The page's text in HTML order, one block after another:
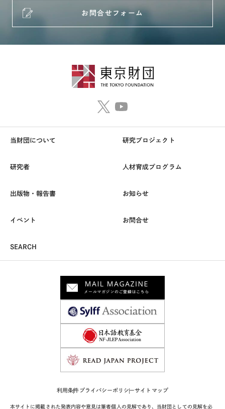
お問合せフォーム
当財団について 研究プロジェクト
研究者 人材育成プログラム
出版物・報告書 お知らせ
イベント お問合せ
SEARCH
利用条件プライバシーポリシーサイトマップ
本サイトに掲載された発表内容や意見は筆者個人の見解であり、当財団としての見解を必